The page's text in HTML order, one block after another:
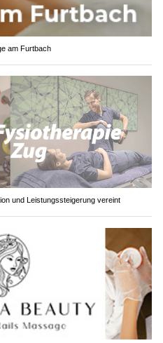
am Furtbach
und Leistungssteigerung vereint